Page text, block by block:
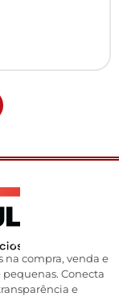
na compra, venda e
Conecta
e